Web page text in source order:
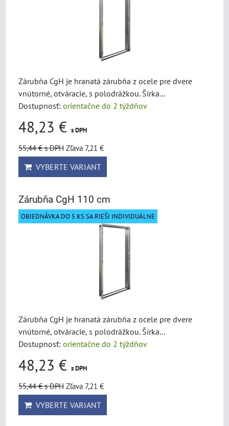
Zárubňa CgH je hranatá zárubňa z ocele pre dvere
vnútorné, otváracie, s polodrážkou. Šírka...
Dostupnosť: orientačne do 2 týždňov
48,23 € s DPH
55,44 €s DPH Zľava 7,21 €
VYBERTE VARIANT
Zárubňa CgH 110 cm
OBJEDNÁVKA DO 5 KS SA RIEŠI INDIVIDUÁLNE
Zárubňa CgH je hranatá zárubňa z ocele pre dvere
vnútorné, otváracie, s polodrážkou. Šírka...
Dostupnosť: orientačne do 2 týždňov
48,23 € s DPH
55,44 €s DPH Zľava 7,21 €
VYBERTE VARIANT